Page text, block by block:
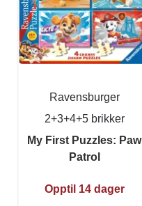
Ravensburger
2+3+4+5 brikker
My First Puzzles: Paw
Patrol
Opptil 14 dager